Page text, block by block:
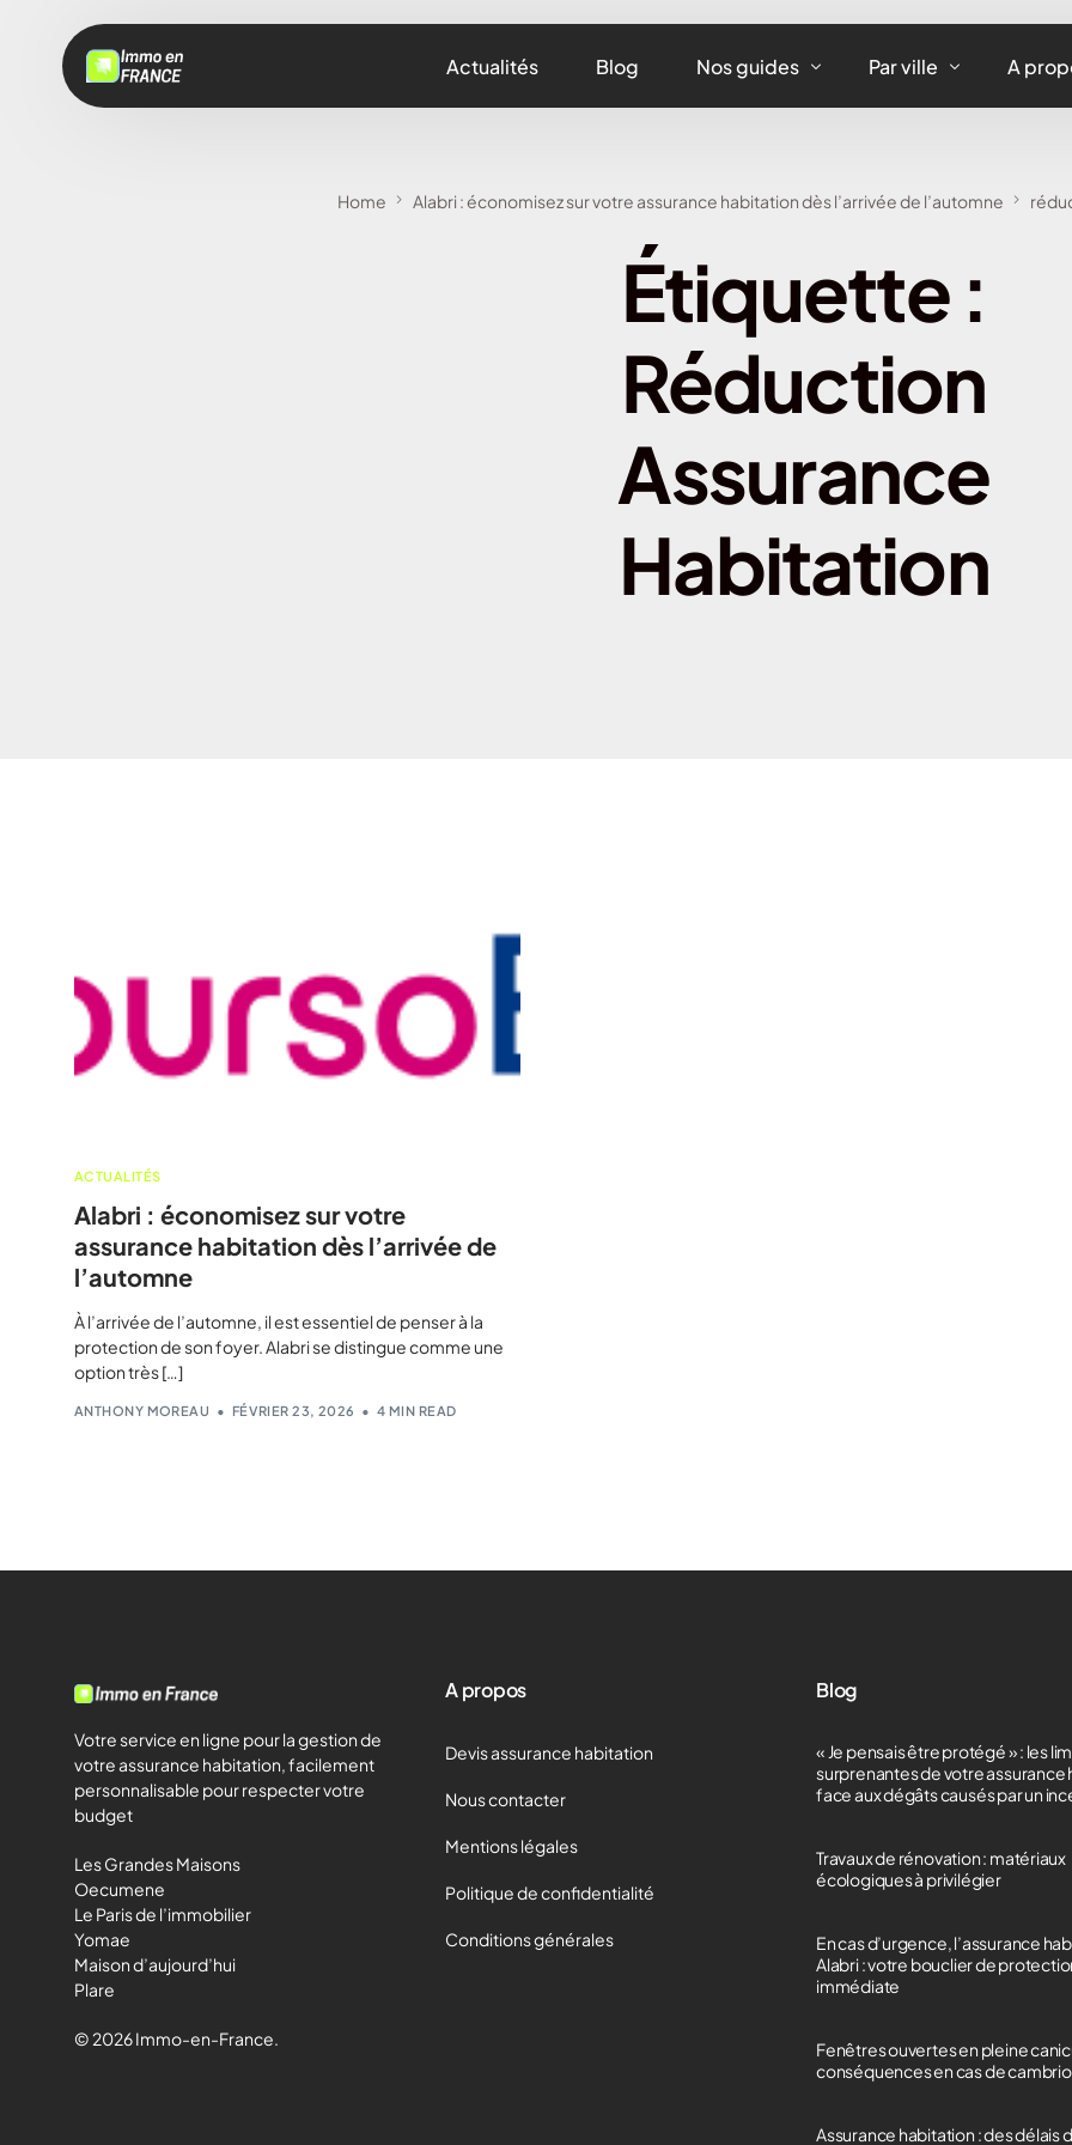
Actualités Blog Nos guides
Assurance équipements
Par ville
Assurance habitation
Assurance habitation
Assurance habitation
Assurance habitation
Assurance habitation
Assurance habitation
Assurance habitation
A
Home Alabri : économisez sur votre assurance habitation dès l’arrivée de l’automne
Étiquette :
Réduction
Assurance
Habitation
ACTUALITÉS
Alabri : économisez sur votre
assurance habitation dès l’arrivée de
l’automne
À l’arrivée de l’automne, il est essentiel de penser à la
protection de son foyer. Alabri se distingue comme une
option très […]
ANTHONY MOREAU FÉVRIER 23, 2026 4 MIN READ
Votre service en ligne pour la gestion de
votre assurance habitation, facilement
personnalisable pour respecter votre
budget
Les Grandes Maisons
Oecumene
Le Paris de l’immobilier
Yomae
Maison d’aujourd’hui
Plare
© 2026 Immo-en-France.
A propos
Devis assurance habitation
Nous contacter
Mentions légales
Politique de confidentialité
Conditions générales
Blog
« Je pensais être protégé » : les
surprenantes de votre assurance
face aux dégâts causés par un
Travaux de rénovation : matériaux
écologiques à privilégier
En cas d’urgence, l’assurance
Alabri : votre bouclier de
immédiate
Fenêtres ouvertes en pleine
conséquences en cas de
Assurance habitation : des délais